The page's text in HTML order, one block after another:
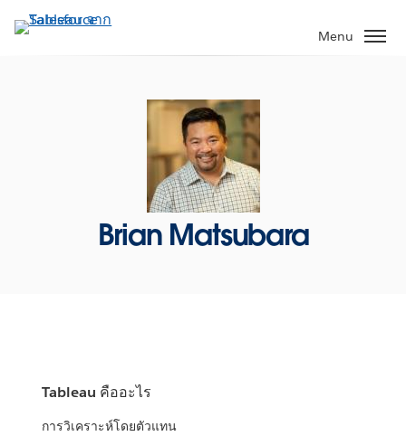
ไป
Menu
Brian Matsubara
Tableau คืออะไร
การวิเคราะห์โดยตัวแทน